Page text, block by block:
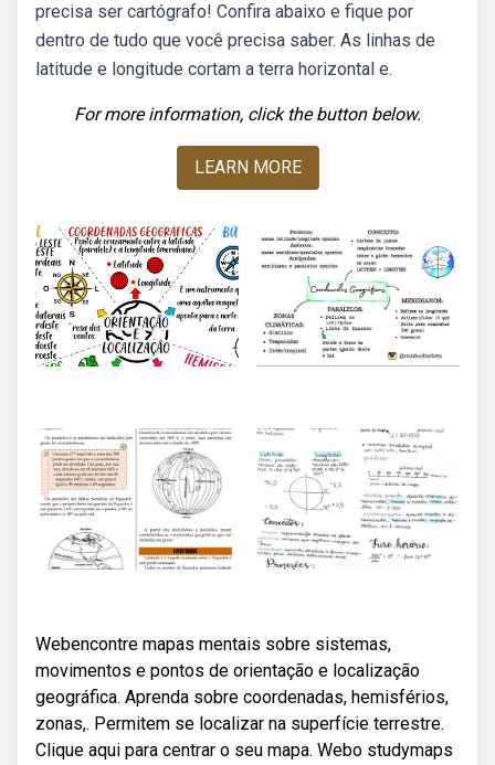
precisa ser cartógrafo! Confira abaixo e fique por
dentro de tudo que você precisa saber. As linhas de
latitude e longitude cortam a terra horizontal e.
For more information, click the button below.
LEARN MORE
Webencontre mapas mentais sobre sistemas,
movimentos e pontos de orientação e localização
geográfica. Aprenda sobre coordenadas, hemisférios,
zonas,. Permitem se localizar na superfície terrestre.
Clique aqui para centrar o seu mapa. Webo studymaps